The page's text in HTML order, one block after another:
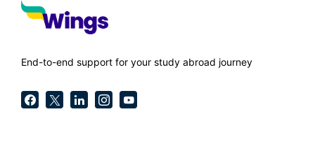
End-to-end support for your study abroad journey